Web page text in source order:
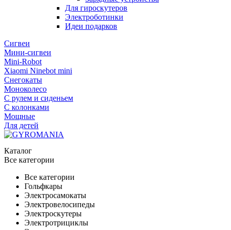
Для гироскутеров
Электроботинки
Идеи подарков
Сигвеи
Мини-сигвеи
Mini-Robot
Xiaomi Ninebot mini
Снегокаты
Моноколесо
С рулем и сиденьем
С колонками
Мощные
Для детей
Каталог
Все категории
Все категории
Гольфкары
Электросамокаты
Электровелосипеды
Электроскутеры
Электротрициклы